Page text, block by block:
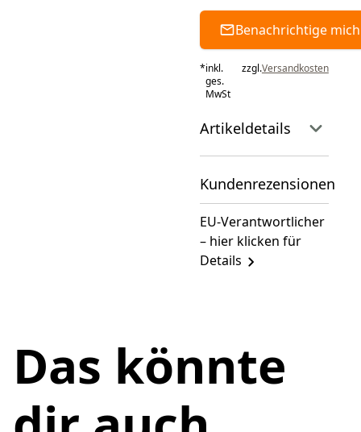
Benachrichtige mich
*inkl.
ges.
MwSt
zzgl.Versandkosten
Artikeldetails
Kundenrezensionen
EU-Verantwortlicher
– hier klicken für
Details
Das könnte